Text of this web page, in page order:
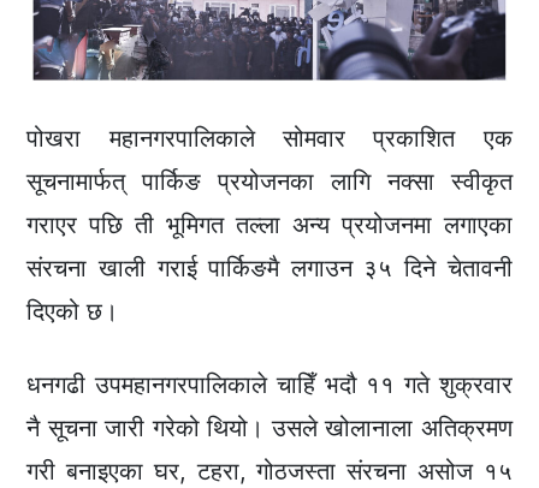
पोखरा महानगरपालिकाले सोमवार प्रकाशित एक
सूचनामार्फत् पार्किङ प्रयोजनका लागि नक्सा स्वीकृत
गराएर पछि ती भूमिगत तल्ला अन्य प्रयोजनमा लगाएका
संरचना खाली गराई पार्किङमै लगाउन ३५ दिने चेतावनी
दिएको छ।
धनगढी उपमहानगरपालिकाले चाहिँ भदौ ११ गते शुक्रवार
नै सूचना जारी गरेको थियो। उसले खोलानाला अतिक्रमण
गरी बनाइएका घर, टहरा, गोठजस्ता संरचना असोज १५